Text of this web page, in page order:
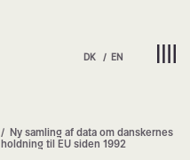
DK EN
Ny samling af data om danskernes
holdning til EU siden 1992